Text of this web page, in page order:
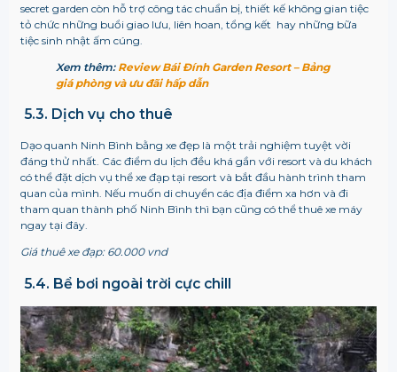
secret garden còn hỗ trợ công tác chuẩn bị, thiết kế không gian tiệc
tỏ chức những buổi giao lưu, liên hoan, tổng kết hay những bữa
tiệc sinh nhật ấm cúng.
Xem thêm: Review Bái Đính Garden Resort – Bảng
giá phòng và ưu đãi hấp dẫn
5.3. Dịch vụ cho thuê
Dạo quanh Ninh Bình bằng xe đẹp là một trải nghiệm tuyệt vời
đáng thử nhất. Các điểm du lịch đều khá gần với resort và du khách
có thể đặt dịch vụ thể xe đạp tại resort và bắt đầu hành trình tham
quan của mình. Nếu muốn di chuyển các địa điểm xa hơn và đi
tham quan thành phố Ninh Bình thì bạn cũng có thể thuê xe máy
ngay tại đây.
Giá thuê xe đạp: 60.000 vnd
5.4. Bể bơi ngoài trời cực chill